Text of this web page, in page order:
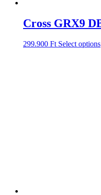
Cross GRX9
299.900 Ft Select options